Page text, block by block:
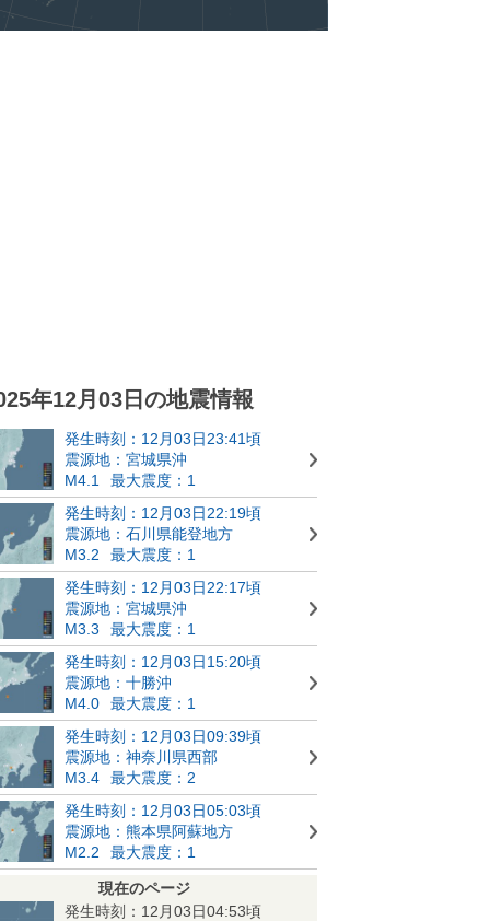
年12月03日の地震情報
発生時刻：12月03日23:41頃
震源地：宮城県沖
M4.1
最大震度：1
発生時刻：12月03日22:19頃
震源地：石川県能登地方
M3.2
最大震度：1
発生時刻：12月03日22:17頃
震源地：宮城県沖
M3.3
最大震度：1
発生時刻：12月03日15:20頃
震源地：十勝沖
M4.0
最大震度：1
発生時刻：12月03日09:39頃
震源地：神奈川県西部
M3.4
最大震度：2
発生時刻：12月03日05:03頃
震源地：熊本県阿蘇地方
M2.2
最大震度：1
現在のページ
発生時刻：12月03日04:53頃